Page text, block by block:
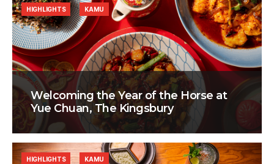
Welcoming the Year of the Horse at
Yue Chuan, The Kingsbury
HIGHLIGHTS KAMU
HIGHLIGHTS KAMU